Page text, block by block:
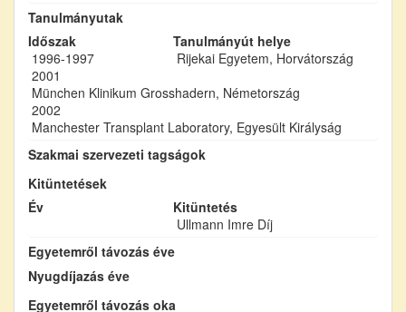
Tanulmányutak
Időszak
Tanulmányút helye
1996-1997
Rijekai Egyetem, Horvátország
2001
München Klinikum Grosshadern, Németország
2002
Manchester Transplant Laboratory, Egyesült Királyság
Szakmai szervezeti tagságok
Kitüntetések
Év
Kitüntetés
Ullmann Imre Díj
Egyetemről távozás éve
Nyugdíjazás éve
Egyetemről távozás oka